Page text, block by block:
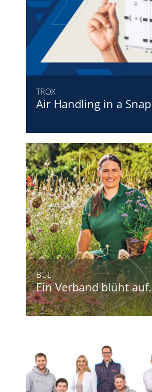
TROX
Air Handling in a Snap
BGL
Ein Verband blüht auf.